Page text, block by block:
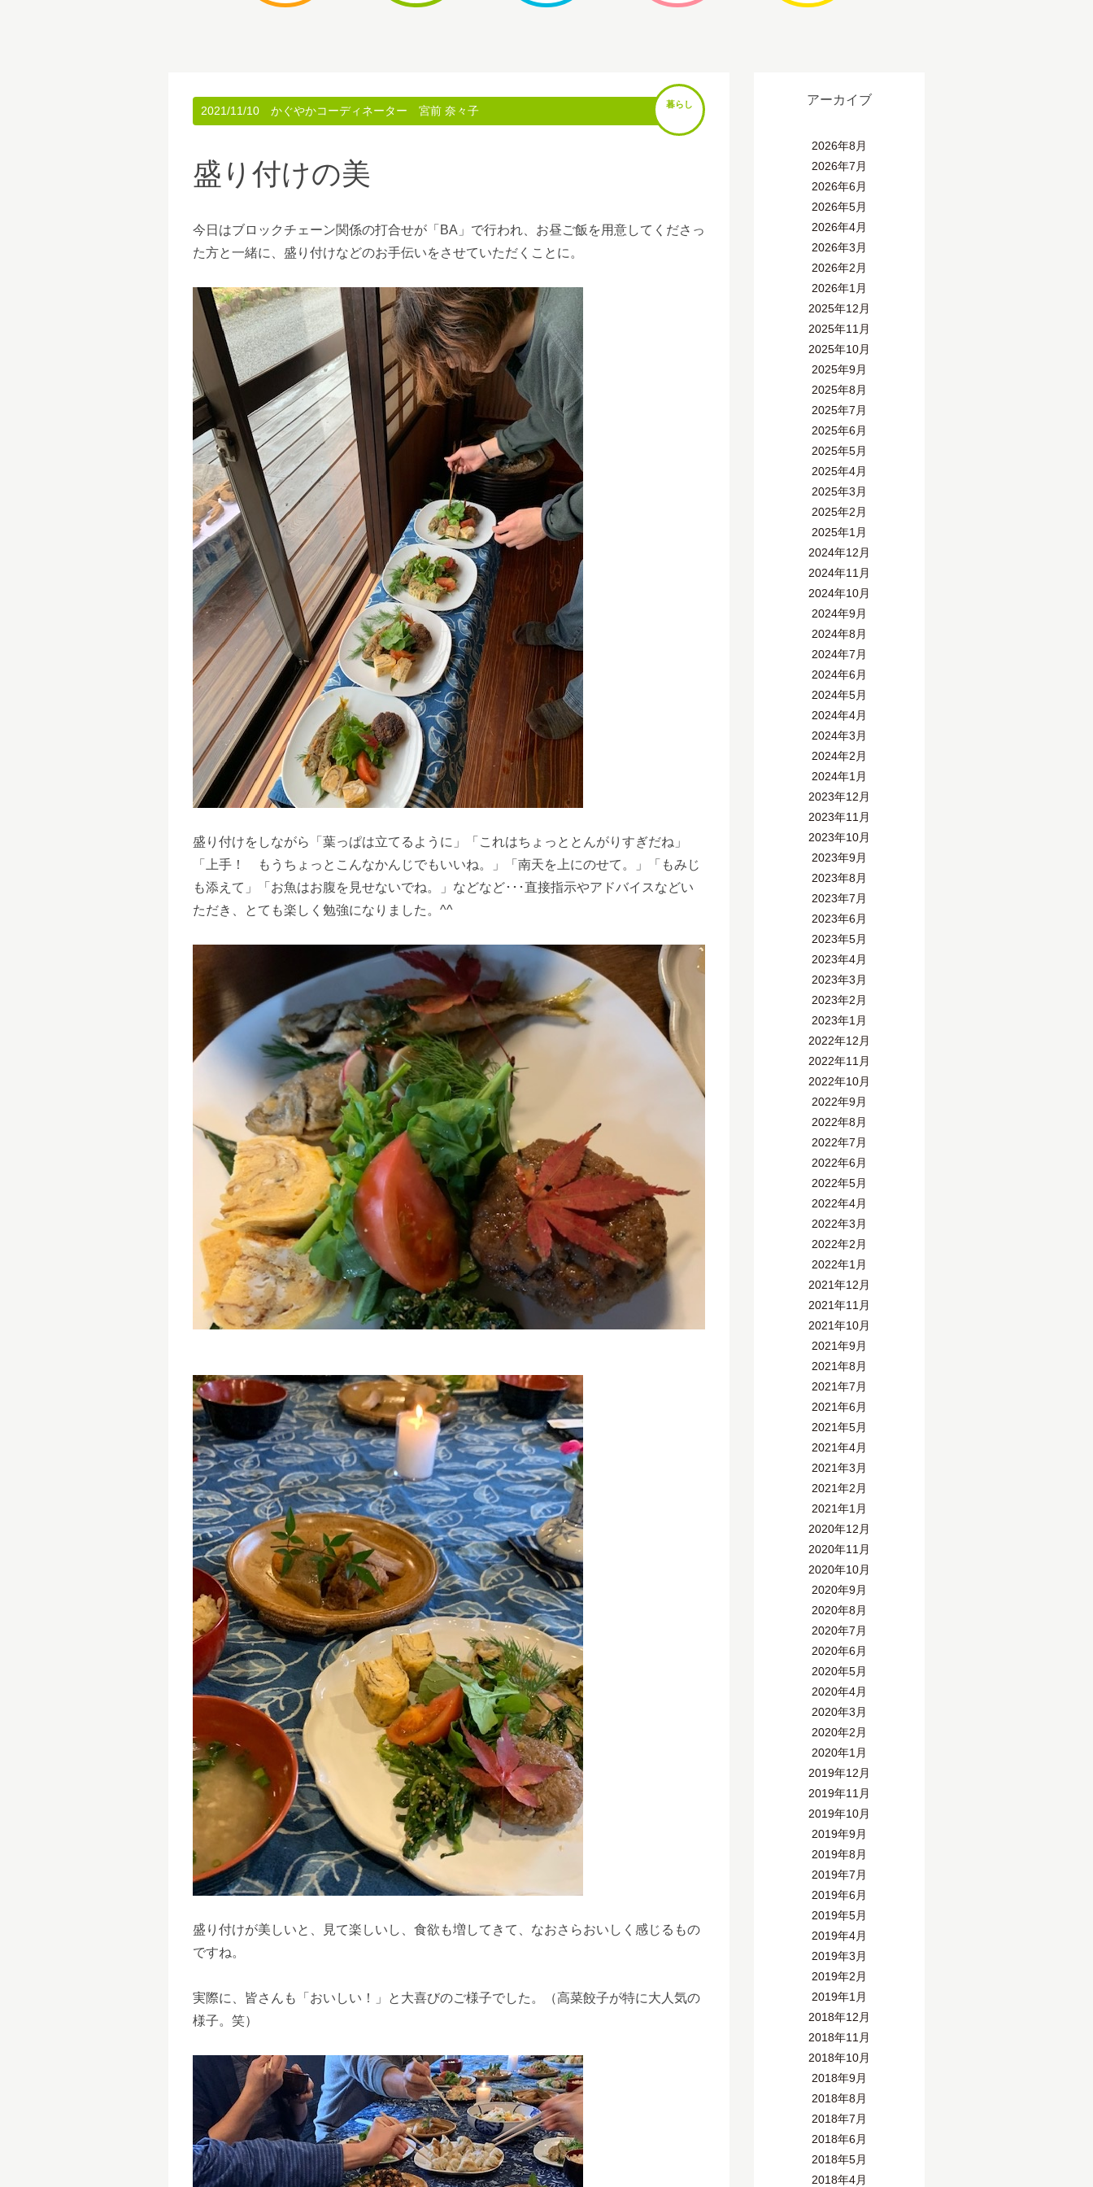
2021/11/10 かぐやかコーディネーター 宮前 奈々子 暮らし
盛り付けの美
今日はブロックチェーン関係の打合せが「BA」で行われ、お昼ご飯を用意してくださっ
た方と一緒に、盛り付けなどのお手伝いをさせていただくことに。
盛り付けをしながら「葉っぱは立てるように」「これはちょっととんがりすぎだね」
「上手！ もうちょっとこんなかんじでもいいね。」「南天を上にのせて。」「もみじ
も添えて」「お魚はお腹を見せないでね。」などなど･･･直接指示やアドバイスなどい
ただき、とても楽しく勉強になりました。^^
盛り付けが美しいと、見て楽しいし、食欲も増してきて、なおさらおいしく感じるもの
ですね。
実際に、皆さんも「おいしい！」と大喜びのご様子でした。（高菜餃子が特に大人気の
様子。笑）
アーカイブ
2026年8月
2026年7月
2026年6月
2026年5月
2026年4月
2026年3月
2026年2月
2026年1月
2025年12月
2025年11月
2025年10月
2025年9月
2025年8月
2025年7月
2025年6月
2025年5月
2025年4月
2025年3月
2025年2月
2025年1月
2024年12月
2024年11月
2024年10月
2024年9月
2024年8月
2024年7月
2024年6月
2024年5月
2024年4月
2024年3月
2024年2月
2024年1月
2023年12月
2023年11月
2023年10月
2023年9月
2023年8月
2023年7月
2023年6月
2023年5月
2023年4月
2023年3月
2023年2月
2023年1月
2022年12月
2022年11月
2022年10月
2022年9月
2022年8月
2022年7月
2022年6月
2022年5月
2022年4月
2022年3月
2022年2月
2022年1月
2021年12月
2021年11月
2021年10月
2021年9月
2021年8月
2021年7月
2021年6月
2021年5月
2021年4月
2021年3月
2021年2月
2021年1月
2020年12月
2020年11月
2020年10月
2020年9月
2020年8月
2020年7月
2020年6月
2020年5月
2020年4月
2020年3月
2020年2月
2020年1月
2019年12月
2019年11月
2019年10月
2019年9月
2019年8月
2019年7月
2019年6月
2019年5月
2019年4月
2019年3月
2019年2月
2019年1月
2018年12月
2018年11月
2018年10月
2018年9月
2018年8月
2018年7月
2018年6月
2018年5月
2018年4月